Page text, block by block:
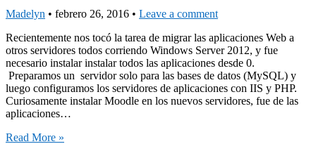
Madelyn • febrero 26, 2016 • Leave a comment
Recientemente nos tocó la tarea de migrar las aplicaciones Web a
otros servidores todos corriendo Windows Server 2012, y fue
necesario instalar instalar todos las aplicaciones desde 0.
Preparamos un servidor solo para las bases de datos (MySQL) y
luego configuramos los servidores de aplicaciones con IIS y PHP.
Curiosamente instalar Moodle en los nuevos servidores, fue de las
aplicaciones…
Read More »